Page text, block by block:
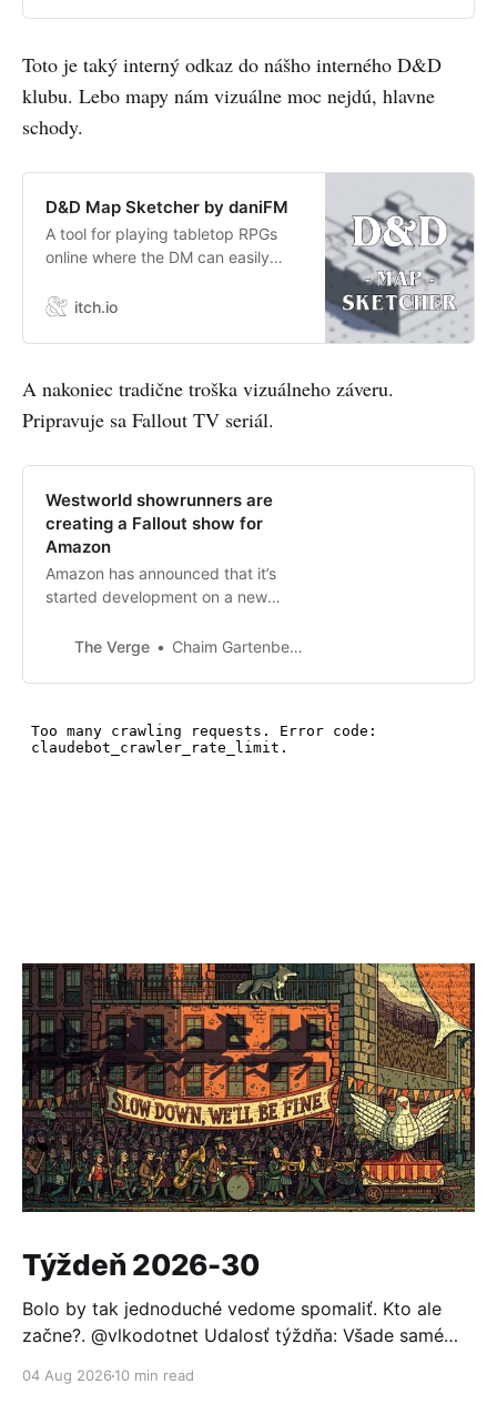
Toto je taký interný odkaz do nášho interného D&D
klubu. Lebo mapy nám vizuálne moc nejdú, hlavne
schody.
D&D Map Sketcher by daniFM
A tool for playing tabletop RPGs
online where the DM can easily
itch.io
A nakoniec tradične troška vizuálneho záveru.
Pripravuje sa Fallout TV seriál.
Westworld showrunners are
creating a Fallout show for
Amazon
Amazon has announced that it’s
started development on a new
popular games, produced by
Jonathan Nolan in partnership with
The Verge Chaim Gartenberg
Týždeň 2026-30
Bolo by tak jednoduché vedome spomaliť. Kto ale
začne?. @vlkodotnet Udalosť týždňa: Všade samé
nabúrala do Hugging Face a ten sa nevedel brániť
04 Aug 2026 10 min read